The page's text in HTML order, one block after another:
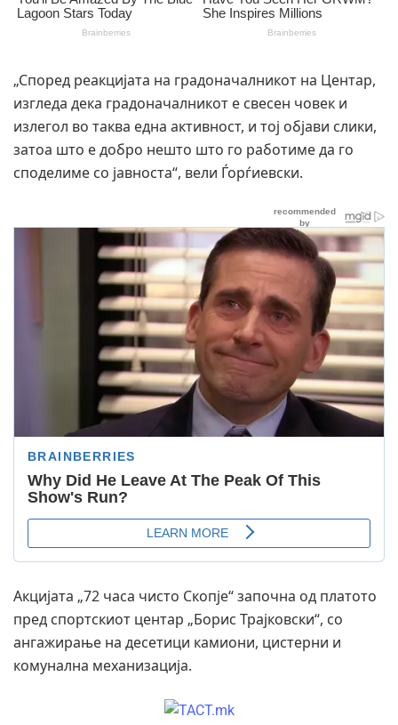
„Според реакцијата на градоначалникот на Центар,
изгледа дека градоначалникот е свесен човек и
излегол во таква една активност, и тој објави слики,
затоа што е добро нешто што го работиме да го
споделиме со јавноста“, вели Ѓорѓиевски.
Акцијата „72 часа чисто Скопје“ започна од платото
пред спортскиот центар „Борис Трајковски“, со
ангажирање на десетици камиони, цистерни и
комунална механизација.